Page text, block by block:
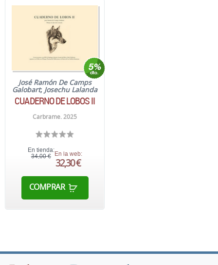
José Ramón De Camps
Galobart; Josechu Lalanda
CUADERNO DE LOBOS II
Carbrame. 2025
En tienda:
34,00 € En la web:
32,30 €
COMPRAR